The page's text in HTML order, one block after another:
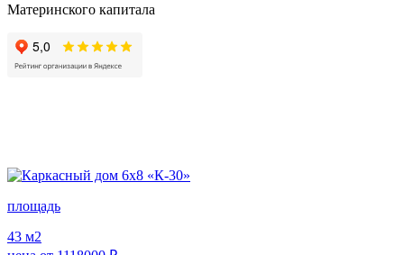
Материнского капитала
площадь
43 м2